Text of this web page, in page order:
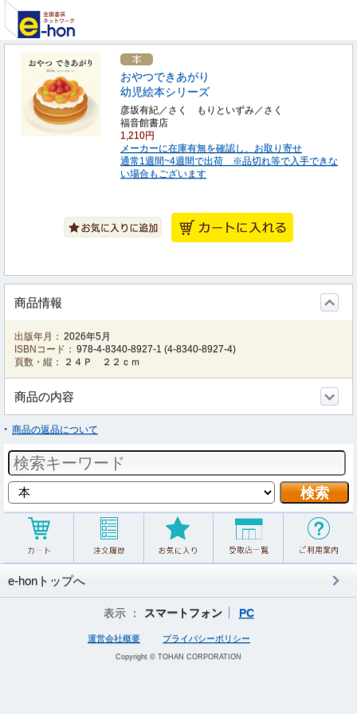
おやつできあがり
幼児絵本シリーズ
彦坂有紀／さく もりといずみ／さく
福音館書店
1,210円
メーカーに在庫有無を確認し、お取り寄せ
通常1週間~4週間で出荷 ※品切れ等で入手できな
い場合もございます
商品情報
出版年月： 2026年5月
ISBNコード： 978-4-8340-8927-1 (4-8340-8927-4)
頁数・縦：
２４Ｐ ２２ｃｍ
商品の内容
商品の返品について
e-honトップへ
表示 ： スマートフォン PC
運営会社概要 プライバシーポリシー
Copyright © TOHAN CORPORATION